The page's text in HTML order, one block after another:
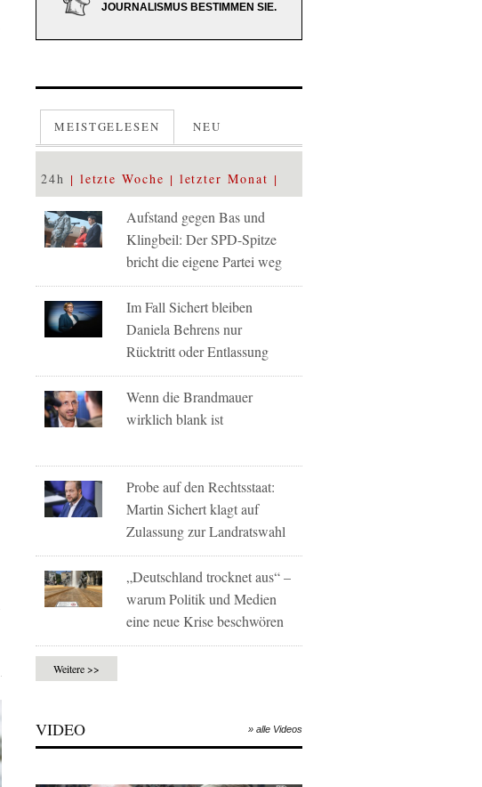
JOURNALISMUS BESTIMMEN SIE.
MEISTGELESEN NEU
24h letzte Woche letzter Monat
Aufstand gegen Bas und
Klingbeil: Der SPD-Spitze
bricht die eigene Partei weg
Im Fall Sichert bleiben
Daniela Behrens nur
Rücktritt oder Entlassung
Wenn die Brandmauer
wirklich blank ist
Probe auf den Rechtsstaat:
Martin Sichert klagt auf
Zulassung zur Landratswahl
„Deutschland trocknet aus“ –
warum Politik und Medien
eine neue Krise beschwören
Weitere >>
VIDEO » alle Videos